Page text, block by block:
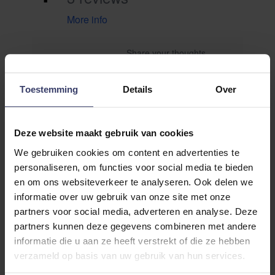
Toestemming Details Over
Deze website maakt gebruik van cookies
We gebruiken cookies om content en advertenties te
personaliseren, om functies voor social media te bieden
en om ons websiteverkeer te analyseren. Ook delen we
informatie over uw gebruik van onze site met onze
partners voor social media, adverteren en analyse. Deze
partners kunnen deze gegevens combineren met andere
informatie die u aan ze heeft verstrekt of die ze hebben
verzameld op basis van uw gebruik van hun services.
More info
Schrijf een review Share your thoughts
Els
16 apr 2020
Ik raad dit product aan
Goed product
Rating